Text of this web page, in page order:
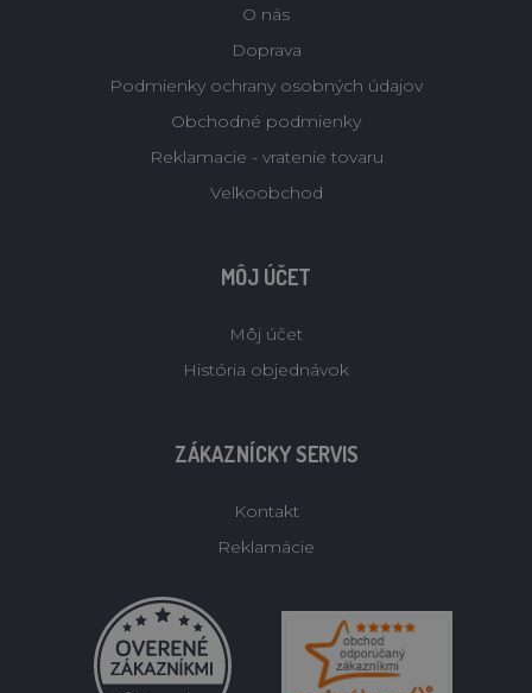
O nás
Doprava
Podmienky ochrany osobných údajov
Obchodné podmienky
Reklamacie - vratenie tovaru
Velkoobchod
MÔJ ÚČET
Môj účet
História objednávok
ZÁKAZNÍCKY SERVIS
Kontakt
Reklamácie